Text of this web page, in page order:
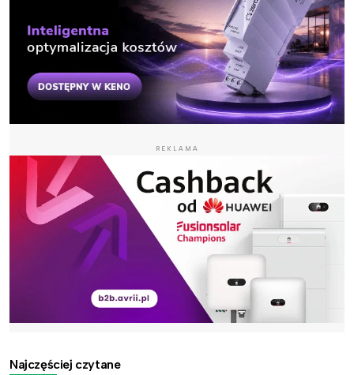
REKLAMA
Najczęściej czytane